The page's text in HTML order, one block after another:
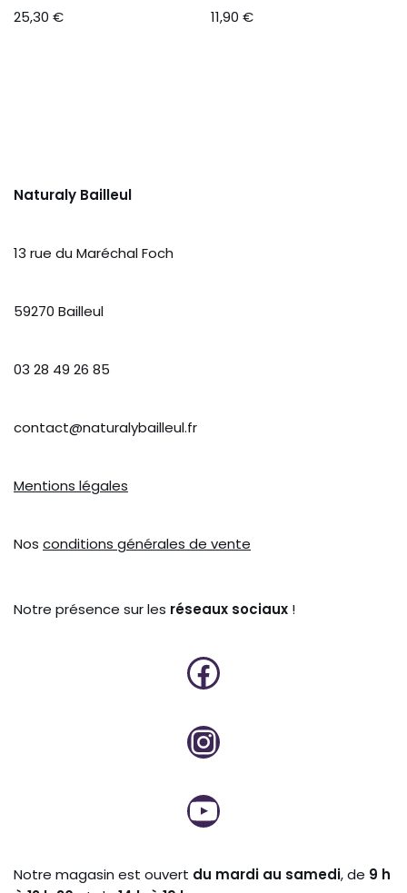
25,30 € 11,90€
Naturaly Bailleul
13 rue du Maréchal Foch
59270 Bailleul
03 28 49 26 85
contact@naturalybailleul.fr
Mentions légales
Nos conditions générales de vente
Notre présence sur les réseaux sociaux !
Notre magasin est ouvert du mardi au samedi, de 9 h